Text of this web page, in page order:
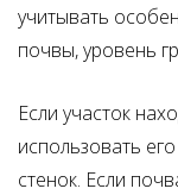
учитывать
почвы, уровень
Если участок
использовать
стенок. Если